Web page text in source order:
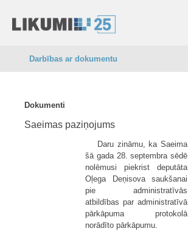
Darbības ar dokumentu
Dokumenti
Saeimas paziņojums
Daru zināmu, ka Saeima
šā gada 28. septembra sēdē
nolēmusi piekrist deputāta
Oļega Deņisova saukšanai
pie administratīvās
atbildības par administratīvā
pārkāpuma protokolā
norādīto pārkāpumu.